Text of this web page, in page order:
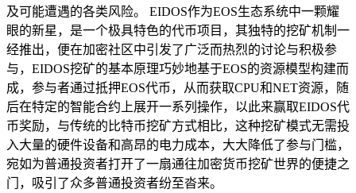
及可能遭遇的各类风险。 EIDOS作为EOS生态系统中一颗耀
眼的新星，是一个极具特色的代币项目，其独特的挖矿机制一
经推出，便在加密社区中引发了广泛而热烈的讨论与积极参
与，EIDOS挖矿的基本原理巧妙地基于EOS的资源模型构建而
成，参与者通过抵押EOS代币，从而获取CPU和NET资源，随
后在特定的智能合约上展开一系列操作，以此来赢取EIDOS代
币奖励，与传统的比特币挖矿方式相比，这种挖矿模式无需投
入大量的硬件设备和高昂的电力成本，大大降低了参与门槛，
宛如为普通投资者打开了一扇通往加密货币挖矿世界的便捷之
门，吸引了众多普通投资者纷至沓来。